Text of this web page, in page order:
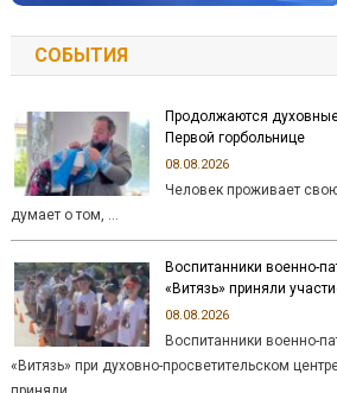
СОБЫТИЯ
Продолжаются
Первой горбольнице
08.08.2026
Человек проживает
думает о том, …
Воспитанники военно-
«Витязь» приняли
08.08.2026
Воспитанники военно-
«Витязь» при духовно-просветительском